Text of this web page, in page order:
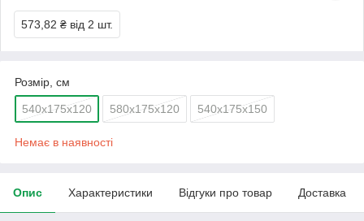
573,82 ₴ від 2 шт.
Розмір, см
540х175х120 580х175х120 540х175х150
Немає в наявності
Опис Характеристики Відгуки про товар Доставка